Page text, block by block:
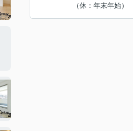
（休：年末年始）